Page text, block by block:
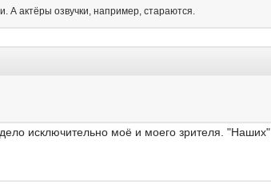
А актёры озвучки, например, стараются.
исключительно моё и моего зрителя. "Наших"